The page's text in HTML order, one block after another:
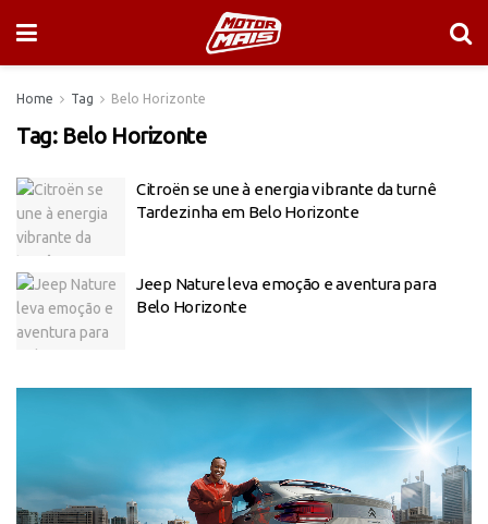
Home Tag Belo Horizonte
Tag: Belo Horizonte
Citroën se une à energia vibrante da turnê
Tardezinha em Belo Horizonte
Jeep Nature leva emoção e aventura para
Belo Horizonte